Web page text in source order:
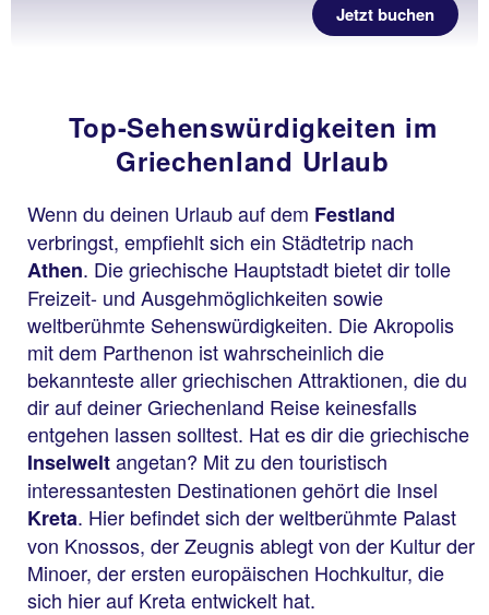
Jetzt buchen
Top-Sehenswürdigkeiten im
Griechenland Urlaub
Wenn du deinen Urlaub auf dem Festland
verbringst, empfiehlt sich ein Städtetrip nach
Athen. Die griechische Hauptstadt bietet dir tolle
Freizeit- und Ausgehmöglichkeiten sowie
weltberühmte Sehenswürdigkeiten. Die Akropolis
mit dem Parthenon ist wahrscheinlich die
bekannteste aller griechischen Attraktionen, die du
dir auf deiner Griechenland Reise keinesfalls
entgehen lassen solltest. Hat es dir die griechische
Inselweltangetan? Mit zu den touristisch
interessantesten Destinationen gehört die Insel
Kreta. Hier befindet sich der weltberühmte Palast
von Knossos, der Zeugnis ablegt von der Kultur der
Minoer, der ersten europäischen Hochkultur, die
sich hier auf Kreta entwickelt hat.